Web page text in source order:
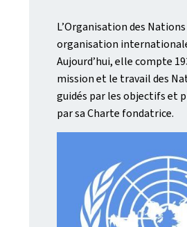
L’Organisation des
organisation
Aujourd’hui, elle compte
mission et le travail des
guidés par les objectifs et
par sa Charte fondatrice.